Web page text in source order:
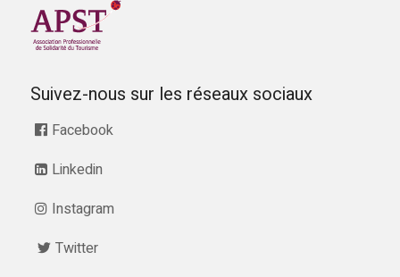
Suivez-nous sur les réseaux sociaux
Facebook
Linkedin
Instagram
Twitter